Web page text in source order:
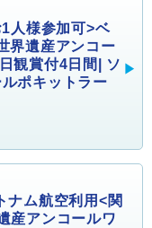
1人様参加可>ベ
界遺産アンコー
観賞付4日間| ソ
ポキットラー
ナム航空利用<関
産アンコールワ